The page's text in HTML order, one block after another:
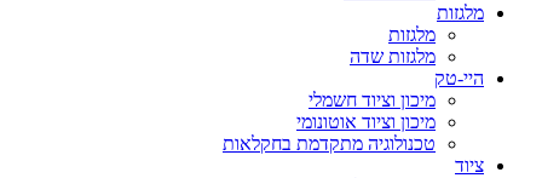
מלגזות
מלגזות
מלגזות שדה
היי-טק
מיכון וציוד חשמלי
מיכון וציוד אוטונומי
טכנולוגיה מתקדמת בחקלאות
ציוד